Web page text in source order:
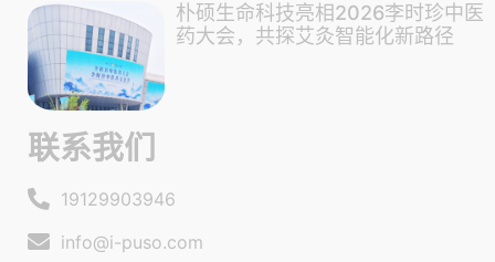
朴硕生命科技亮相2026李时珍中医
药大会，共探艾灸智能化新路径
联系我们
19129903946
info@i-puso.com